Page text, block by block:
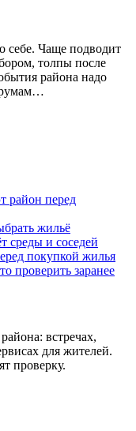
себе. Чаще подводит
толпы после
района надо
район перед
жильё
среды и соседей
покупкой жилья
проверить заранее
встречах,
для жителей.
проверку.